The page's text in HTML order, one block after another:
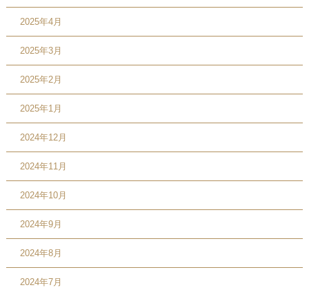
2025年4月
2025年3月
2025年2月
2025年1月
2024年12月
2024年11月
2024年10月
2024年9月
2024年8月
2024年7月